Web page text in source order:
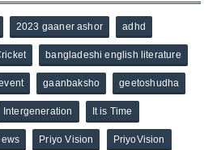
2023 gaaner ashor adhd
bangladeshi english literature
gaanbaksho geetoshudha
Intergeneration It is Time
Priyo Vision PriyoVision